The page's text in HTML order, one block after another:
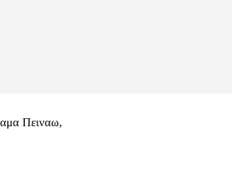
Πειναω,